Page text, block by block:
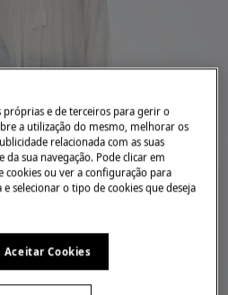
próprias e de terceiros para gerir o
a utilização do mesmo, melhorar os
relacionada com as suas
da sua navegação. Pode clicar em
cookies ou ver a configuração para
selecionar o tipo de cookies que deseja
Aceitar Cookies